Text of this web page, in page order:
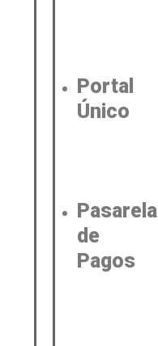
Portal
Único
Pasarela
de
Pagos